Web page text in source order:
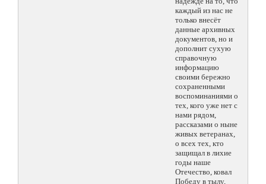
каждый из нас не
только внесёт
данные архивных
документов, но и
дополнит сухую
справочную
информацию
своими бережно
сохраненными
воспоминаниями о
тех, кого уже нет с
нами рядом,
рассказами о ныне
живых ветеранах,
о всех тех, кто
защищал в лихие
годы наше
Отечество, ковал
Победу в тылу,